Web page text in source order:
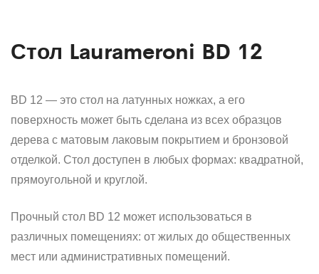
Стол Laurameroni BD 12
BD 12 — это стол на латунных ножках, а его
поверхность может быть сделана из всех образцов
дерева с матовым лаковым покрытием и бронзовой
отделкой. Стол доступен в любых формах: квадратной,
прямоугольной и круглой.
Прочный стол BD 12 может использоваться в
различных помещениях: от жилых до общественных
мест или административных помещений.